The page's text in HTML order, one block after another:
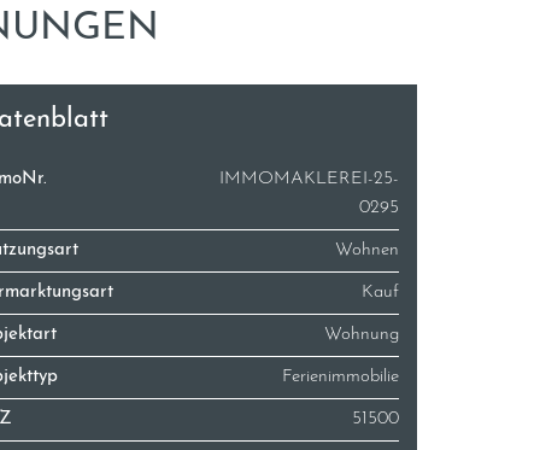
IMMOMAKLEREI-25-
0295
Wohnen
Kauf
Wohnung
Ferienimmobilie
51500